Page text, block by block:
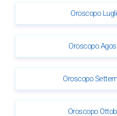
Oroscopo
Oroscopo
Oroscopo
Oroscopo